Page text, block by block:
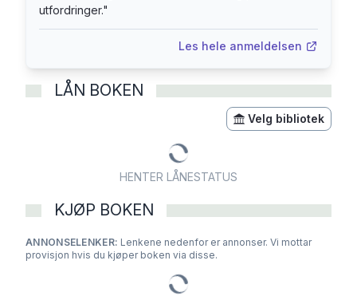
utfordringer."
Les hele anmeldelsen
LÅN BOKEN
Velg bibliotek
HENTER LÅNESTATUS
KJØP BOKEN
ANNONSELENKER: Lenkene nedenfor er annonser. Vi mottar
provisjon hvis du kjøper boken via disse.